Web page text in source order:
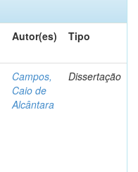
Autor(es) Tipo
Campos,
Caio de
Alcântara
Dissertação